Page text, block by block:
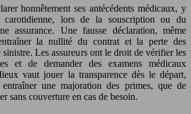
honnêtement ses antécédents médicaux, y
carotidienne, lors de la souscription ou du
assurance. Une fausse déclaration, même
la nullité du contrat et la perte des
sinistre. Les assureurs ont le droit de vérifier les
et de demander des examens médicaux
vaut jouer la transparence dès le départ,
une majoration des primes, que de
sans couverture en cas de besoin.